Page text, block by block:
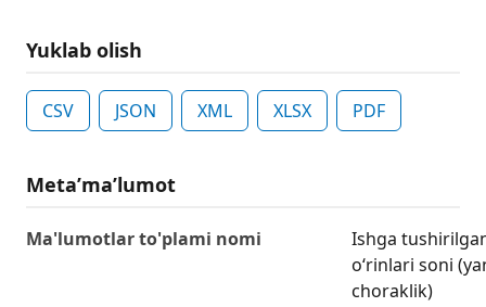
Yuklab olish
CSV JSON XML XLSX PDF
Metaʼmaʼlumot
Ma'lumotlar to'plami nomi
Ishga
o‘rinlari soni
choraklik)